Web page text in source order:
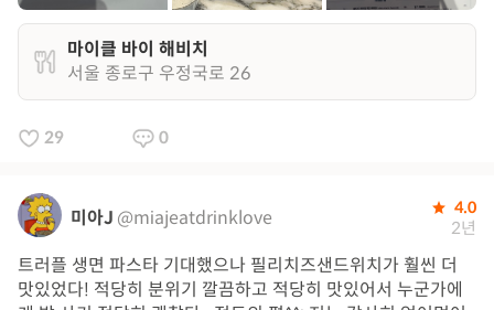
마이클 바이 해비치
서울 종로구 우정국로 26
29 0
미아J @miajeatdrinklove 4.0
2년
트러플 생면 파스타 기대했으나 필리치즈샌드위치가 훨씬 더
맛있었다! 적당히 분위기 깔끔하고 적당히 맛있어서 누군가에